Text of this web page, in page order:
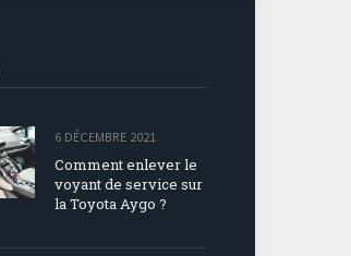
6 DÉCEMBRE 2021
Comment enlever le
voyant de service sur
la Toyota Aygo ?